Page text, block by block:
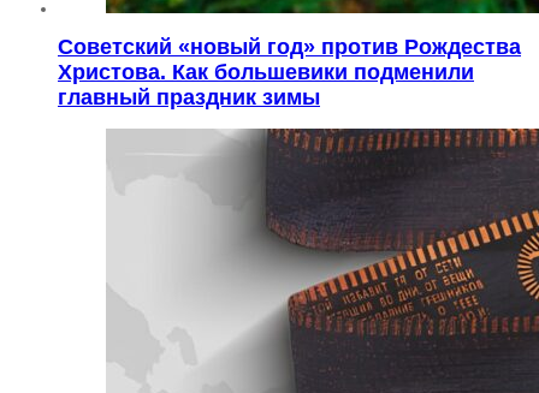
Советский «новый год» против Рождества
Христова. Как большевики подменили
главный праздник зимы